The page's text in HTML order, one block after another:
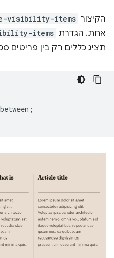
הקיצור visibility-items
אחת. הגדרת items
תציג כללים רק בין פריטים
between ;